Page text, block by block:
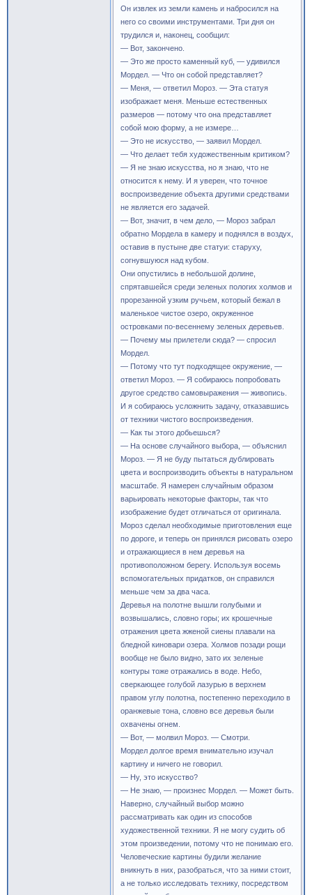
Он извлек из земли камень и набросился на
него со своими инструментами. Три дня он
трудился и, наконец, сообщил:
— Вот, закончено.
— Это же просто каменный куб, — удивился
Мордел. — Что он собой представляет?
— Меня, — ответил Мороз. — Эта статуя
изображает меня. Меньше естественных
размеров — потому что она представляет
собой мою форму, а не измере…
— Это не искусство, — заявил Мордел.
— Что делает тебя художественным критиком?
— Я не знаю искусства, но я знаю, что не
относится к нему. И я уверен, что точное
воспроизведение объекта другими средствами
не является его задачей.
— Вот, значит, в чем дело, — Мороз забрал
обратно Мордела в камеру и поднялся в воздух,
оставив в пустыне две статуи: старуху,
согнувшуюся над кубом.
Они опустились в небольшой долине,
спрятавшейся среди зеленых пологих холмов и
прорезанной узким ручьем, который бежал в
маленькое чистое озеро, окруженное
островками по-весеннему зеленых деревьев.
— Почему мы прилетели сюда? — спросил
Мордел.
— Потому что тут подходящее окружение, —
ответил Мороз. — Я собираюсь попробовать
другое средство самовыражения — живопись.
И я собираюсь усложнить задачу, отказавшись
от техники чистого воспроизведения.
— Как ты этого добьешься?
— На основе случайного выбора, — объяснил
Мороз. — Я не буду пытаться дублировать
цвета и воспроизводить объекты в натуральном
масштабе. Я намерен случайным образом
варьировать некоторые факторы, так что
изображение будет отличаться от оригинала.
Мороз сделал необходимые приготовления еще
по дороге, и теперь он принялся рисовать озеро
и отражающиеся в нем деревья на
противоположном берегу. Используя восемь
вспомогательных придатков, он справился
меньше чем за два часа.
Деревья на полотне вышли голубыми и
возвышались, словно горы; их крошечные
отражения цвета жженой сиены плавали на
бледной киновари озера. Холмов позади рощи
вообще не было видно, зато их зеленые
контуры тоже отражались в воде. Небо,
сверкающее голубой лазурью в верхнем
правом углу полотна, постепенно переходило в
оранжевые тона, словно все деревья были
охвачены огнем.
— Вот, — молвил Мороз. — Смотри.
Мордел долгое время внимательно изучал
картину и ничего не говорил.
— Ну, это искусство?
— Не знаю, — произнес Мордел. — Может быть.
Наверно, случайный выбор можно
рассматривать как один из способов
художественной техники. Я не могу судить об
этом произведении, потому что не понимаю его.
Человеческие картины будили желание
вникнуть в них, разобраться, что за ними стоит,
а не только исследовать технику, посредством